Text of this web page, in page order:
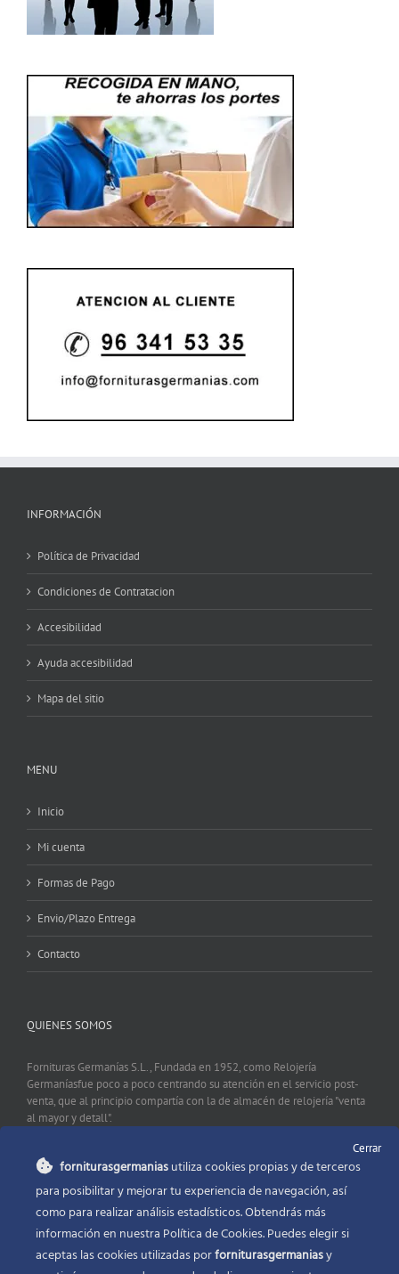
INFORMACIÓN
Política de Privacidad
Condiciones de Contratacion
Accesibilidad
Ayuda accesibilidad
Mapa del sitio
MENU
Inicio
Mi cuenta
Formas de Pago
Envio/Plazo Entrega
Contacto
QUIENES SOMOS
Fornituras Germanías S.L., Fundada en 1952, como Relojería
Germaníasfue poco a poco centrando su atención en el servicio post-
venta, que al principio compartía con la de almacén de relojería "venta
al mayor y detall".
CONTACTO
Fornituras Germanías, Calle Sevilla 2, 46006 Valencia España
Phone:96 341 53 35
Email:info@forniturasgermanias.com
Cerrar
forniturasgermaniasutiliza cookies propias y de terceros
para posibilitar y mejorar tu experiencia de navegación, así
como para realizar análisis estadísticos. Obtendrás más
información en nuestra Política de Cookies. Puedes elegir si
aceptas las cookies utilizadas porforniturasgermaniasy